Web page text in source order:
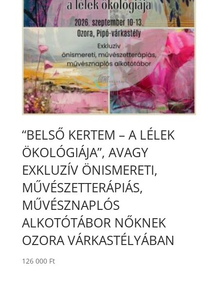
“BELSŐ KERTEM – A LÉLEK
ÖKOLÓGIÁJA”, AVAGY
EXKLUZÍV ÖNISMERETI,
MŰVÉSZETTERÁPIÁS,
MŰVÉSZNAPLÓS
ALKOTÓTÁBOR NŐKNEK
OZORA VÁRKASTÉLYÁBAN
126 000 Ft